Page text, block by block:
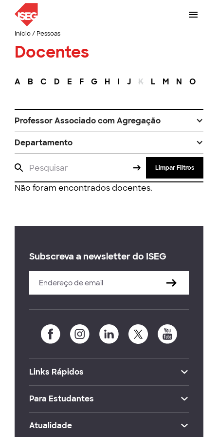
Início/ Pessoas
Docentes
A B C D E F G H I J K L M N O
Professor Associado com Agregação
Departamento
Limpar Filtros
Não foram encontrados docentes.
Subscreva a newsletter do ISEG
Links Rápidos
Para Estudantes
Atualidade